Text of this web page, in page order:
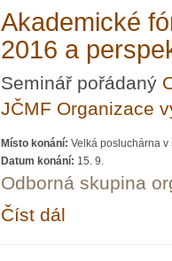
Akademické
2016 a
Seminář pořádaný
JČMF Organizace
Místo konání: Velká posluchárna v
Datum konání: 15. 9.
Odborná skupina
Číst dál